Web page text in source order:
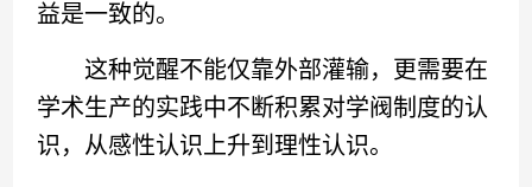
益是一致的。
这种觉醒不能仅靠外部灌输，更需要在
学术生产的实践中不断积累对学阀制度的认
识，从感性认识上升到理性认识。